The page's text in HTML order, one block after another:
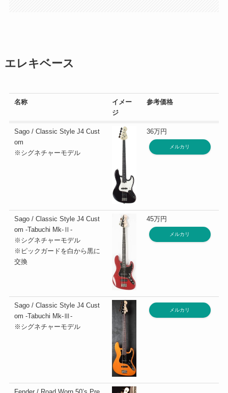
エレキベース
名称
イメー
ジ
参考価格
Sago / Classic Style J4 Cust
om
※シグネチャーモデル
36万円
メルカリ
Sago / Classic Style J4 Cust
om -Tabuchi Mk-Ⅱ-
※シグネチャーモデル
※ピックガードを白から黒に
交換
45万円
メルカリ
Sago / Classic Style J4 Cust
om -Tabuchi Mk-Ⅲ-
※シグネチャーモデル
メルカリ